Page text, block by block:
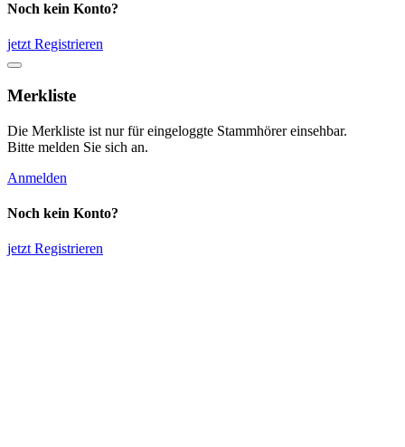
Noch kein Konto?
jetzt Registrieren
Merkliste
Die Merkliste ist nur für eingeloggte Stammhörer einsehbar.
Bitte melden Sie sich an.
Anmelden
Noch kein Konto?
jetzt Registrieren